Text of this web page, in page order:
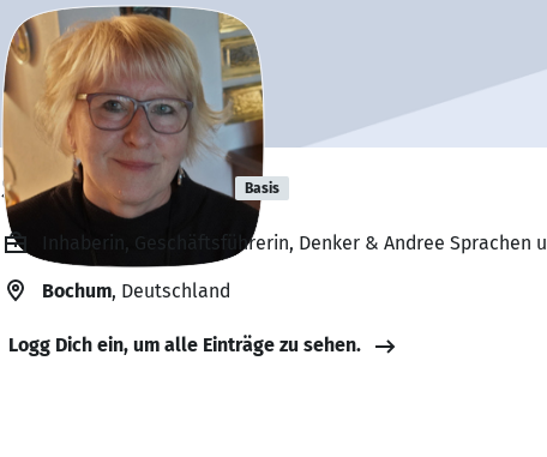
Sabine Denker Basis
Inhaberin, Geschäftsführerin, Denker & Andree Sprachen
Bochum, Deutschland
Logg Dich ein, um alle Einträge zu sehen.